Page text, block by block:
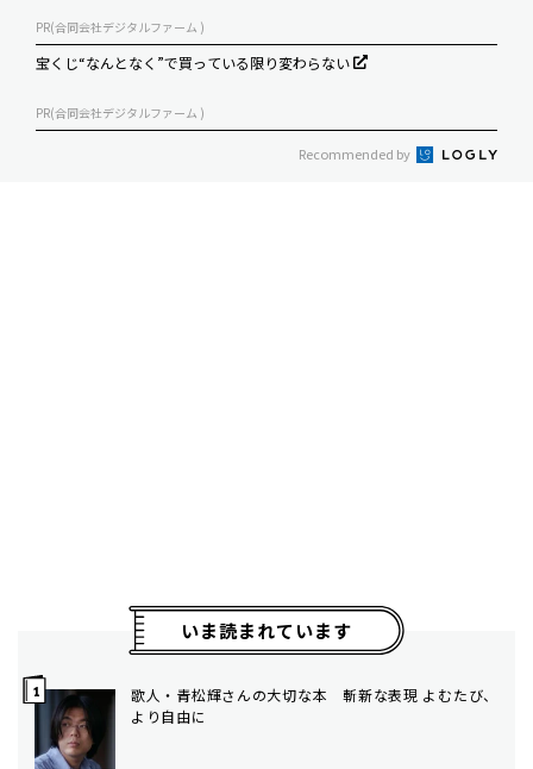
PR(合同会社デジタルファーム )
宝くじ“なんとなく”で買っている限り変わらない
PR(合同会社デジタルファーム )
Recommended by
いま読まれています
歌人・青松輝さんの大切な本 斬新な表現 よむたび、
より自由に